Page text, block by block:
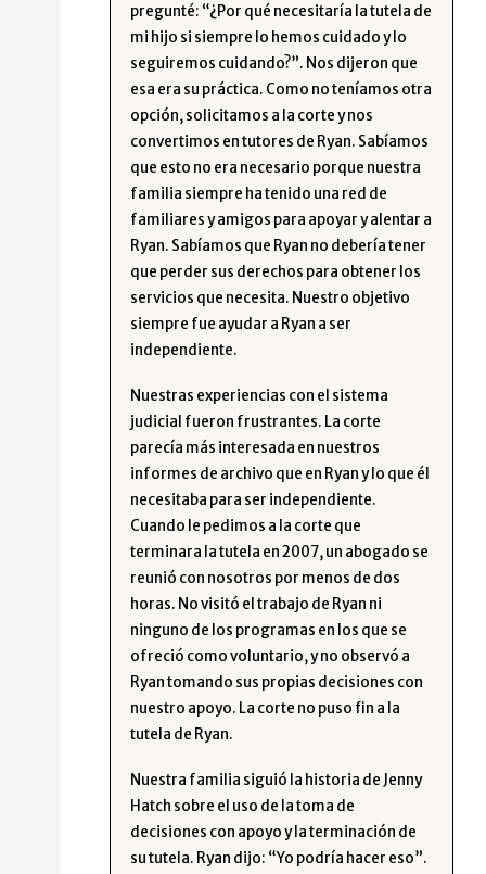
pregunté: “¿Por qué necesitaría la tutela de
mi hijo si siempre lo hemos cuidado y lo
seguiremos cuidando?”. Nos dijeron que
esa era su práctica. Como no teníamos otra
opción, solicitamos a la corte y nos
convertimos en tutores de Ryan. Sabíamos
que esto no era necesario porque nuestra
familia siempre ha tenido una red de
familiares y amigos para apoyar y alentar a
Ryan. Sabíamos que Ryan no debería tener
que perder sus derechos para obtener los
servicios que necesita. Nuestro objetivo
siempre fue ayudar a Ryan a ser
independiente.
Nuestras experiencias con el sistema
judicial fueron frustrantes. La corte
parecía más interesada en nuestros
informes de archivo que en Ryan y lo que él
necesitaba para ser independiente.
Cuando le pedimos a la corte que
terminara la tutela en 2007, un abogado se
reunió con nosotros por menos de dos
horas. No visitó el trabajo de Ryan ni
ninguno de los programas en los que se
ofreció como voluntario, y no observó a
Ryan tomando sus propias decisiones con
nuestro apoyo. La corte no puso fin a la
tutela de Ryan.
Nuestra familia siguió la historia de Jenny
Hatch sobre el uso de la toma de
decisiones con apoyo y la terminación de
su tutela. Ryan dijo: “Yo podría hacer eso”.